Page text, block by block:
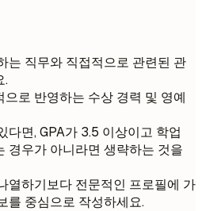
는 직무와 직접적으로 관련된 관
.
로 반영하는 수상 경력 및 영예
다면, GPA가 3.5 이상이고 학업
경우가 아니라면 생략하는 것을
열하기보다 전문적인 프로필에 가
를 중심으로 작성하세요.